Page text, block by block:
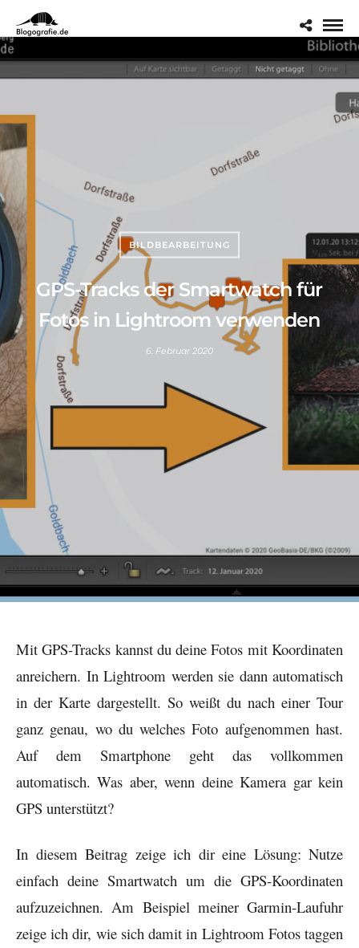
BILDBEARBEITUNG
GPS-Tracks der Smartwatch für
Fotos in Lightroom verwenden
6. Februar 2020
Mit GPS-Tracks kannst du deine Fotos mit Koordinaten
anreichern. In Lightroom werden sie dann automatisch
in der Karte dargestellt. So weißt du nach einer Tour
ganz genau, wo du welches Foto aufgenommen hast.
Auf dem Smartphone geht das vollkommen
automatisch. Was aber, wenn deine Kamera gar kein
GPS unterstützt?
In diesem Beitrag zeige ich dir eine Lösung: Nutze
einfach deine Smartwatch um die GPS-Koordinaten
aufzuzeichnen. Am Beispiel meiner Garmin-Laufuhr
zeige ich dir, wie sich damit in Lightroom Fotos taggen